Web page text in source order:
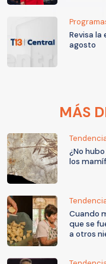
Revisa la
agosto
MÁS
¿No
los
Cuando
que se
a otros